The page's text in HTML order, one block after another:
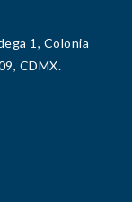
1, Colonia
CDMX.